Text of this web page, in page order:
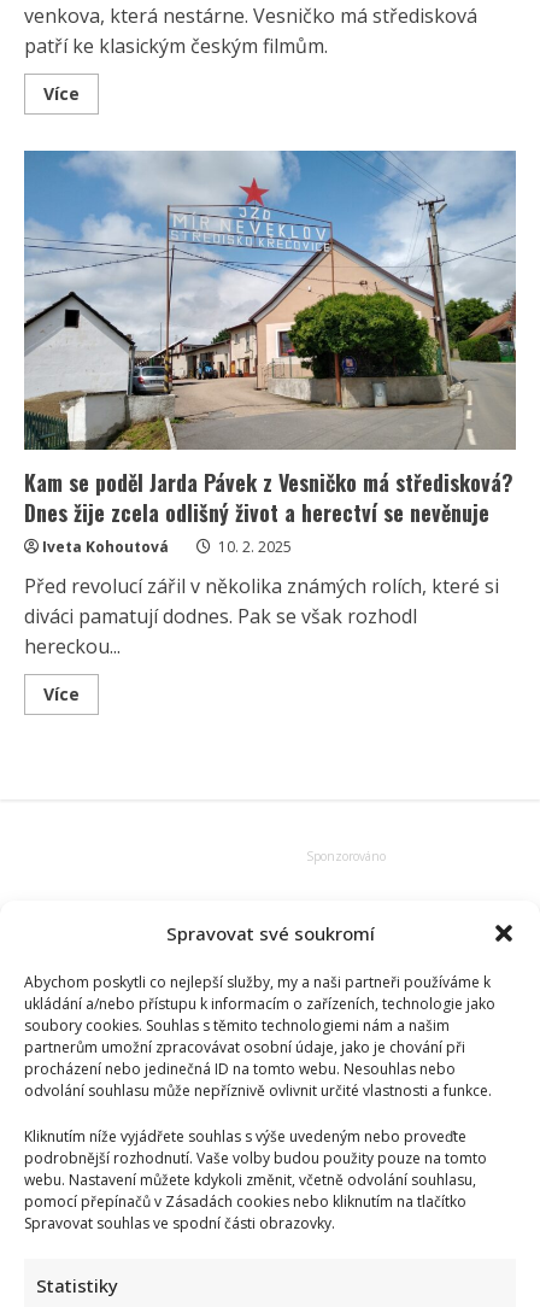
Spravovat své soukromí
Abychom poskytli co nejlepší služby, my a naši partneři používáme k
ukládání a/nebo přístupu k informacím o zařízeních, technologie jako
soubory cookies. Souhlas s těmito technologiemi nám a našim
partnerům umožní zpracovávat osobní údaje, jako je chování při
procházení nebo jedinečná ID na tomto webu. Nesouhlas nebo
odvolání souhlasu může nepříznivě ovlivnit určité vlastnosti a funkce.
Kliknutím níže vyjádřete souhlas s výše uvedeným nebo proveďte
podrobnější rozhodnutí. Vaše volby budou použity pouze na tomto
webu. Nastavení můžete kdykoli změnit, včetně odvolání souhlasu,
pomocí přepínačů v Zásadách cookies nebo kliknutím na tlačítko
Spravovat souhlas ve spodní části obrazovky.
Statistiky
venkova, která nestárne. Vesničko má středisková
patří ke klasickým českým filmům.
Více
more
kvíz
o
Vesničko
má
středisková:
Je
čas
prověřit
si
znalosti
a
oblíbených
postavách
Kam se poděl Jarda Pávek z Vesničko má středisková?
Dnes žije zcela odlišný život a herectví se nevěnuje
Iveta Kohoutová 10. 2. 2025
Před revolucí zářil v několika známých rolích, které si
diváci pamatují dodnes. Pak se však rozhodl
hereckou...
Více
more
a
herectví
se
nevěnuje